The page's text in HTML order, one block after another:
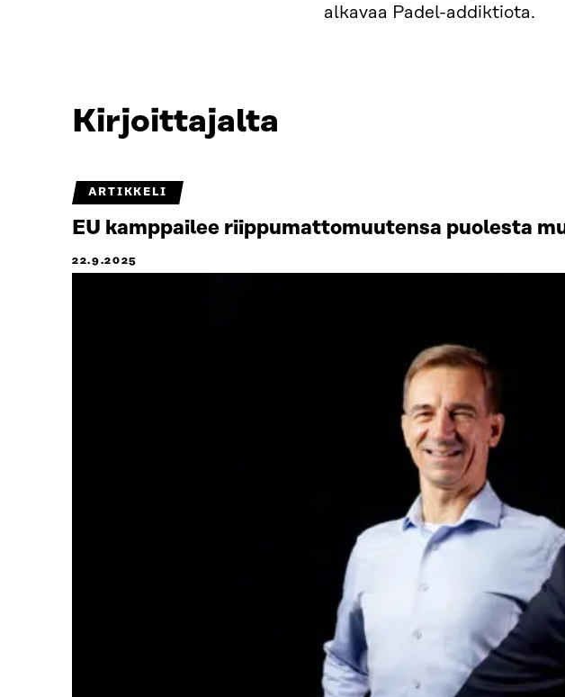
alkavaa Padel-addiktiota.
Kirjoittajalta
ARTIKKELI
EU kamppailee riippumattomuutensa puolesta
22.9.2025